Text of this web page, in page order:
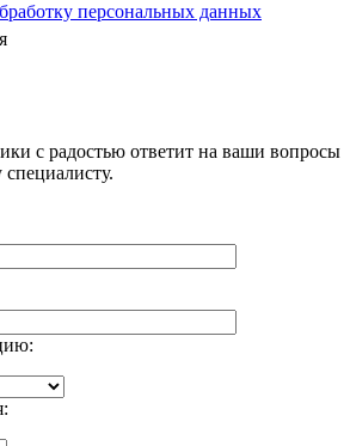
персональных данных
с радостью ответит на ваши вопросы